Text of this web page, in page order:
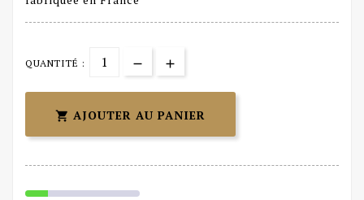
QUANTITÉ :
 AJOUTER AU PANIER